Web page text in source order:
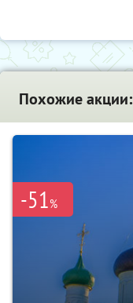
Похожие акции:
-51%